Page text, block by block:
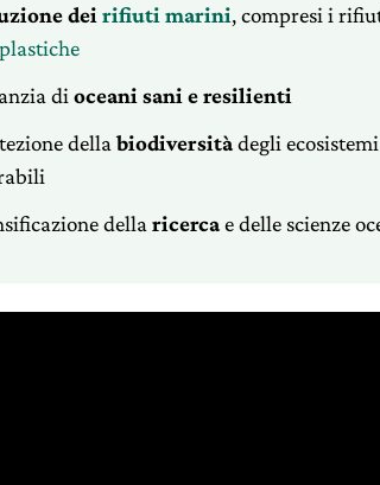
dei rifiuti marini, compresi i
di oceani sani e resilienti
dellabiodiversitàdegli
della ricercae delle scienze